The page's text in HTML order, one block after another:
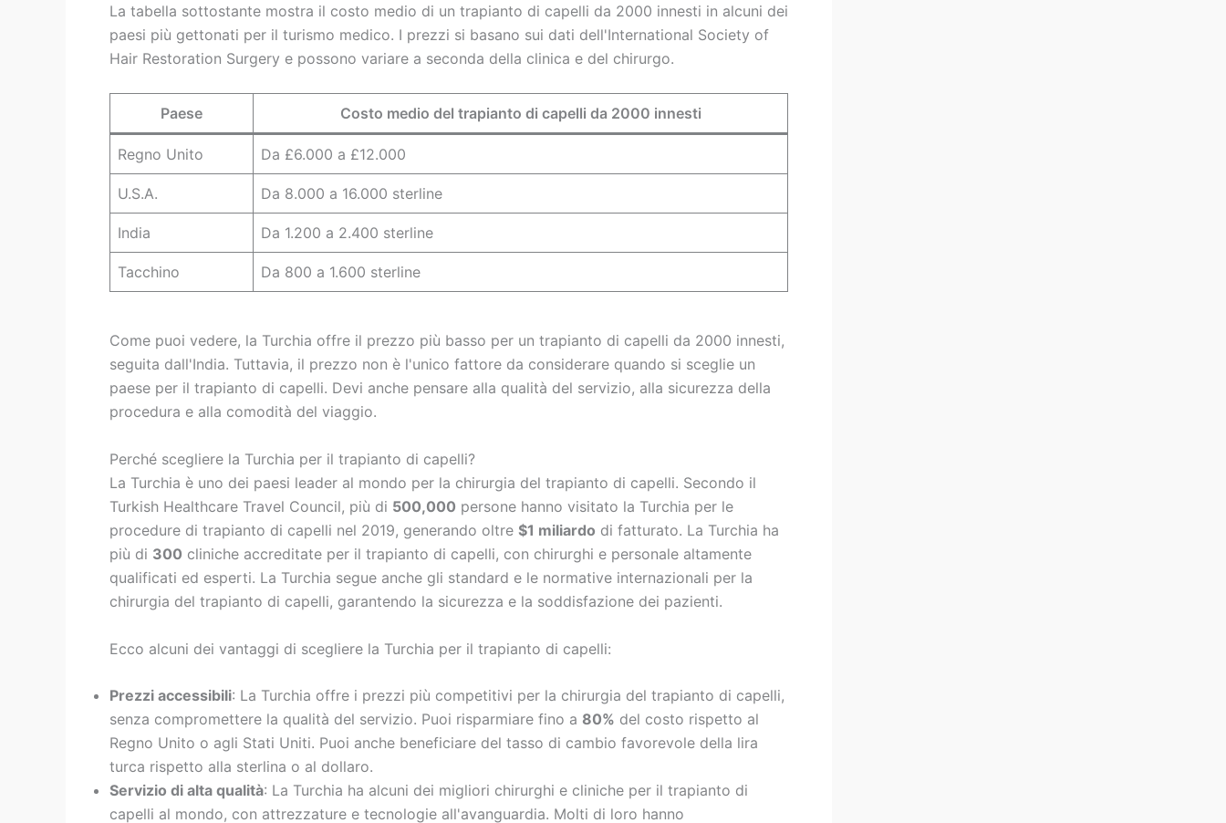
La tabella sottostante mostra il costo medio di un trapianto di capelli da 2000 innesti in alcuni dei
paesi più gettonati per il turismo medico. I prezzi si basano sui dati dell'International Society of
Hair Restoration Surgery e possono variare a seconda della clinica e del chirurgo.
Paese Costo medio del trapianto di capelli da 2000 innesti
Regno Unito Da £6.000 a £12.000
U.S.A. Da 8.000 a 16.000 sterline
India Da 1.200 a 2.400 sterline
Tacchino Da 800 a 1.600 sterline
Come puoi vedere, la Turchia offre il prezzo più basso per un trapianto di capelli da 2000 innesti,
seguita dall'India. Tuttavia, il prezzo non è l'unico fattore da considerare quando si sceglie un
paese per il trapianto di capelli. Devi anche pensare alla qualità del servizio, alla sicurezza della
procedura e alla comodità del viaggio.
Perché scegliere la Turchia per il trapianto di capelli?
La Turchia è uno dei paesi leader al mondo per la chirurgia del trapianto di capelli. Secondo il
Turkish Healthcare Travel Council, più di 500,000 persone hanno visitato la Turchia per le
procedure di trapianto di capelli nel 2019, generando oltre $1 miliardo di fatturato. La Turchia ha
più di 300 cliniche accreditate per il trapianto di capelli, con chirurghi e personale altamente
qualificati ed esperti. La Turchia segue anche gli standard e le normative internazionali per la
chirurgia del trapianto di capelli, garantendo la sicurezza e la soddisfazione dei pazienti.
Ecco alcuni dei vantaggi di scegliere la Turchia per il trapianto di capelli:
Prezzi accessibili: La Turchia offre i prezzi più competitivi per la chirurgia del trapianto di capelli,
senza compromettere la qualità del servizio. Puoi risparmiare fino a 80% del costo rispetto al
Regno Unito o agli Stati Uniti. Puoi anche beneficiare del tasso di cambio favorevole della lira
turca rispetto alla sterlina o al dollaro.
Servizio di alta qualità: La Turchia ha alcuni dei migliori chirurghi e cliniche per il trapianto di
capelli al mondo, con attrezzature e tecnologie all'avanguardia. Molti di loro hanno